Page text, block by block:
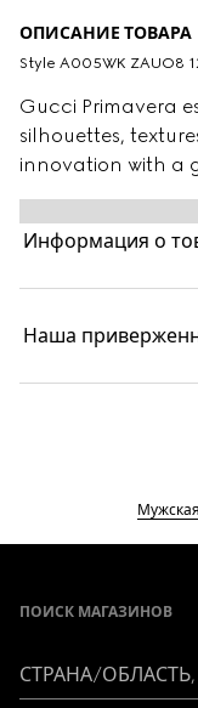
ОПИСАНИЕ ТОВАРА
Style ‎A005WK ZAUO8
Gucci Primavera
silhouettes,
innovation with a
construction and
modern design
of menswear
a rounded hem.
Информация о
Наша
ПОИСК МАГАЗИНОВ
СТРАНА/